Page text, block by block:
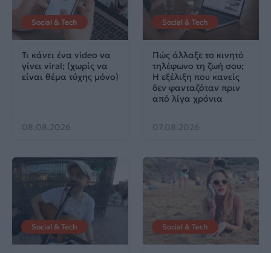
Social & Tech
Τι κάνει ένα video να
γίνει viral; (χωρίς να
είναι θέμα τύχης μόνο)
08.08.2026
Social & Tech
Πώς άλλαξε το κινητό
τηλέφωνο τη ζωή σου;
Η εξέλιξη που κανείς
δεν φανταζόταν πριν
από λίγα χρόνια
07.08.2026
Social & Tech Social & Tech